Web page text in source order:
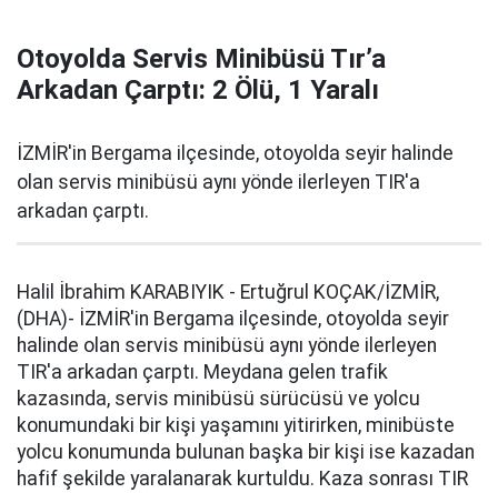
Otoyolda Servis Minibüsü Tır’a
Arkadan Çarptı: 2 Ölü, 1 Yaralı
İZMİR'in Bergama ilçesinde, otoyolda seyir halinde
olan servis minibüsü aynı yönde ilerleyen TIR'a
arkadan çarptı.
Halil İbrahim KARABIYIK - Ertuğrul KOÇAK/İZMİR,
(DHA)- İZMİR'in Bergama ilçesinde, otoyolda seyir
halinde olan servis minibüsü aynı yönde ilerleyen
TIR'a arkadan çarptı. Meydana gelen trafik
kazasında, servis minibüsü sürücüsü ve yolcu
konumundaki bir kişi yaşamını yitirirken, minibüste
yolcu konumunda bulunan başka bir kişi ise kazadan
hafif şekilde yaralanarak kurtuldu. Kaza sonrası TIR